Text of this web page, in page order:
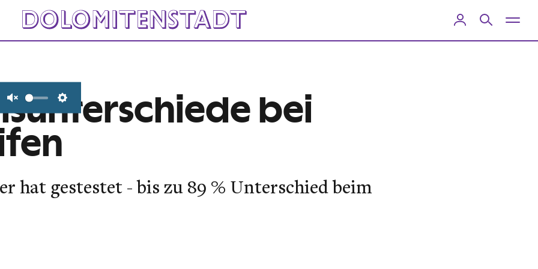
Unmute Settings
bei
hat gestestet - bis zu 89 % Unterschied beim